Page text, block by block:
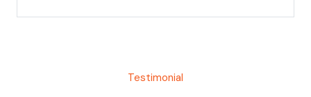
Testimonial